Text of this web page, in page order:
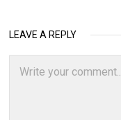
LEAVE A REPLY